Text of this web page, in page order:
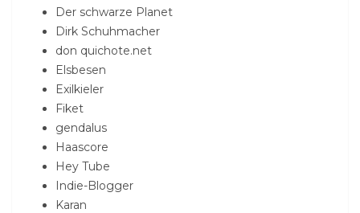
Der schwarze Planet
Dirk Schuhmacher
don quichote.net
Elsbesen
Exilkieler
Fiket
gendalus
Haascore
Hey Tube
Indie-Blogger
Karan